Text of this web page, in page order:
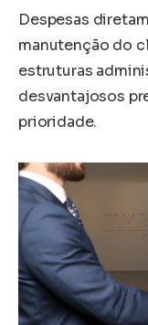
Despesas
manutenção do
estruturas
desvantajosos
prioridade.